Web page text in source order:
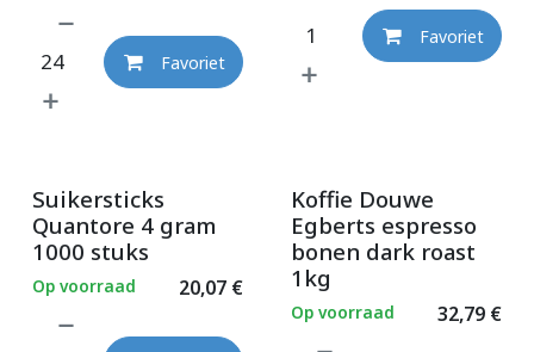
Favoriet
Favoriet
Suikersticks
Quantore 4 gram
1000 stuks
20,07€
Op voorraad
Koffie Douwe
Egberts espresso
bonen dark roast
1kg
32,79€
Op voorraad